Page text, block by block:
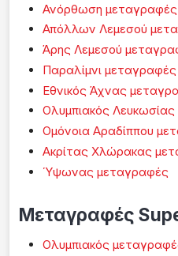
Ανόρθωση μεταγραφές
Απόλλων Λεμεσού
Άρης Λεμεσού
Παραλίμνι μεταγραφές
Εθνικός Άχνας
Ολυμπιακός
Ομόνοια Αραδίππου
Ακρίτας Χλώρακας
Ύψωνας μεταγραφές
Μεταγραφές
Ολυμπιακός